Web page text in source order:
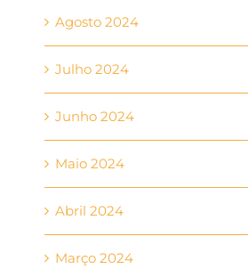
Agosto 2024
Julho 2024
Junho 2024
Maio 2024
Abril 2024
Março 2024